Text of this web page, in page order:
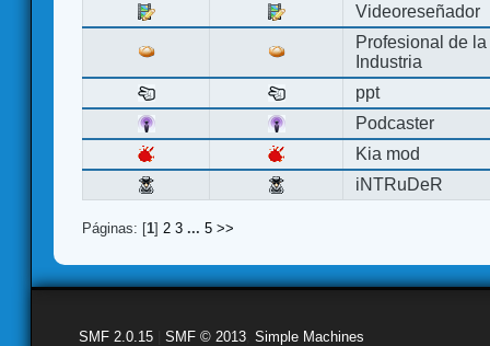
Videoreseñador
Profesional de la
Industria
ppt
Podcaster
Kia mod
iNTRuDeR
Páginas: [1] 2 3 ... 5 >>
SMF 2.0.15 SMF © 2013 Simple Machines